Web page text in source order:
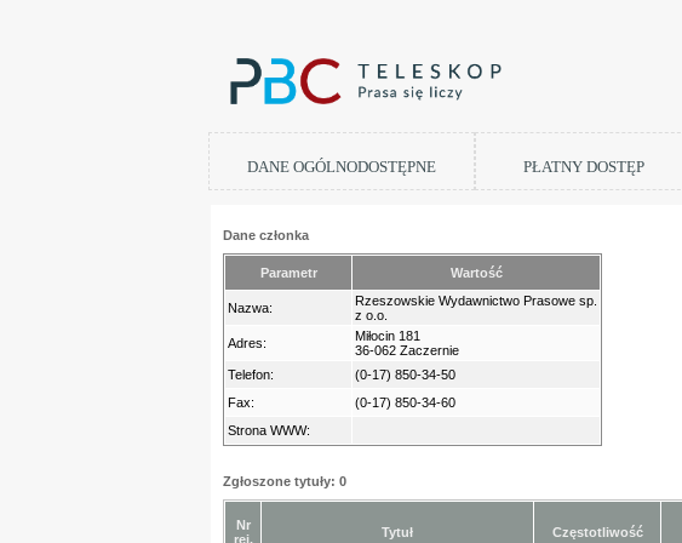
DANE OGÓLNODOSTĘPNE PŁATNY DOSTĘP
Dane członka
Parametr Wartość
Nazwa:
Rzeszowskie Wydawnictwo Prasowe sp.
z o.o.
Adres:
Miłocin 181
36-062 Zaczernie
Telefon:
(0-17) 850-34-50
Fax:
(0-17) 850-34-60
Strona WWW:
Zgłoszone tytuły: 0
Nr
rej.
Tytuł Częstotliwość